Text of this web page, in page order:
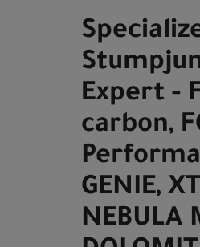
Expert -
carbon,
GENIE,
NEBULA